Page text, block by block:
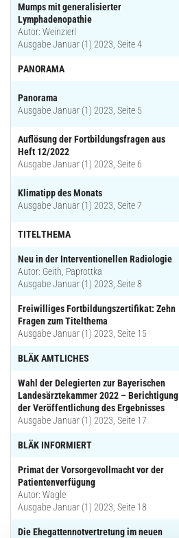
Mumps mit generalisierter
Lymphadenopathie
Autor: Weinzierl
Ausgabe Januar (1) 2023, Seite 4
PANORAMA
Panorama
Ausgabe Januar (1) 2023, Seite 5
Auflösung der Fortbildungsfragen aus
Heft 12/2022
Ausgabe Januar (1) 2023, Seite 6
Klimatipp des Monats
Ausgabe Januar (1) 2023, Seite 7
TITELTHEMA
Neu in der Interventionellen Radiologie
Autor: Geith, Paprottka
Ausgabe Januar (1) 2023, Seite 8
Freiwilliges Fortbildungszertifikat: Zehn
Fragen zum Titelthema
Ausgabe Januar (1) 2023, Seite 15
BLÄK AMTLICHES
Wahl der Delegierten zur Bayerischen
Landesärztekammer 2022 – Berichtigung
der Veröffentlichung des Ergebnisses
Ausgabe Januar (1) 2023, Seite 17
BLÄK INFORMIERT
Primat der Vorsorgevollmacht vor der
Patientenverfügung
Autor: Wagle
Ausgabe Januar (1) 2023, Seite 18
Die Ehegattennotvertretung im neuen